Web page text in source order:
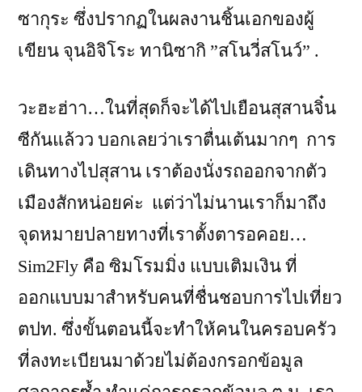
ซากุระ ซึ่งปรากฏในผลงานชิ้นเอกของผู้
เขียน จุนอิจิโระ ทานิซากิ ”สโนวี่สโนว์” .
วะฮะฮ่าา…ในที่สุดก็จะได้ไปเยือนสุสานจิ๋น
ซีกันแล้วว บอกเลยว่าเราตื่นเต้นมากๆ การ
เดินทางไปสุสาน เราต้องนั่งรถออกจากตัว
เมืองสักหน่อยค่ะ แต่ว่าไม่นานเราก็มาถึง
จุดหมายปลายทางที่เราตั้งตารอคอย…
Sim2Fly คือ ซิมโรมมิ่ง แบบเติมเงิน ที่
ออกแบบมาสำหรับคนที่ชื่นชอบการไปเที่ยว
ตปท. ซึ่งขั้นตอนนี้จะทำให้คนในครอบครัว
ที่ลงทะเบียนมาด้วยไม่ต้องกรอกข้อมูล